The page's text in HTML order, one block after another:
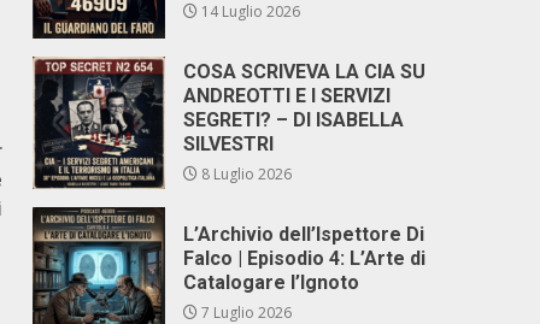
14 Luglio 2026
COSA SCRIVEVA LA CIA SU
ANDREOTTI E I SERVIZI
SEGRETI? – DI ISABELLA
SILVESTRI
8 Luglio 2026
L’Archivio dell’Ispettore Di
Falco | Episodio 4: L’Arte di
Catalogare l’Ignoto
7 Luglio 2026